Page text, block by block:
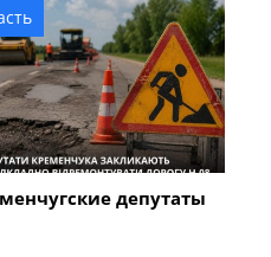
депутаты